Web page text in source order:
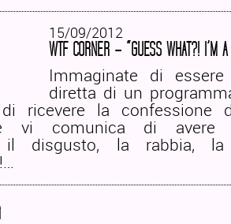
15/09/2012
WTF CORNER – “GUESS WHAT?! I’M
Immaginate di
diretta di un
ricevere la confessione
vi comunica di avere
il disgusto, la rabbia, la